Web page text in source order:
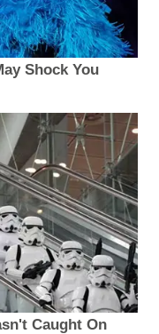
Shock You
Caught On